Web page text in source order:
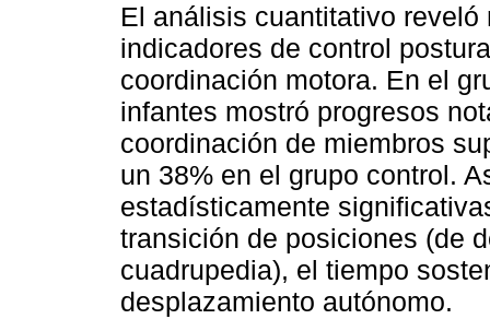
El análisis cuantitativo
indicadores de control
coordinación motora. En el
infantes mostró progresos
coordinación de miembros
un 38% en el grupo control.
estadísticamente
transición de posiciones (de
cuadrupedia), el tiempo
desplazamiento autónomo.